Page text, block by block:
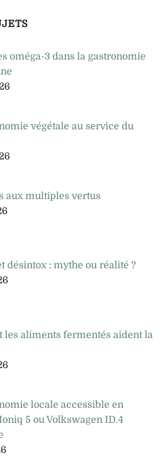
oméga-3 dans la gastronomie
végétale au service du
aux multiples vertus
désintox : mythe ou réalité ?
les aliments fermentés aident la
locale accessible en
5 ou Volkswagen ID.4